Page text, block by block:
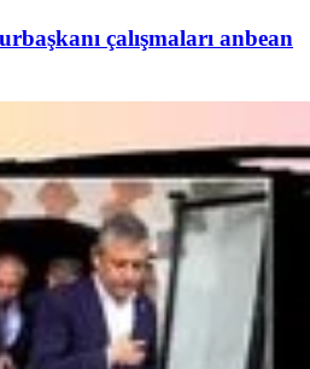
çalışmaları anbean